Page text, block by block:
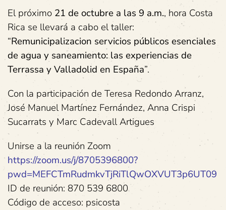
El próximo 21 de octubre a las 9 a.m., hora Costa
Rica se llevará a cabo el taller:
“Remunicipalizacion servicios públicos esenciales
de agua y saneamiento: las experiencias de
Terrassa y Valladolid en España”.
Con la participación de Teresa Redondo Arranz,
José Manuel Martínez Fernández, Anna Crispi
Sucarrats y Marc Cadevall Artigues
Unirse a la reunión Zoom
https://zoom.us/j/8705396800?
pwd=MEFCTmRudmkvTjRiTlQwOXVUT3p6UT09
ID de reunión: 870 539 6800
Código de acceso: psicosta